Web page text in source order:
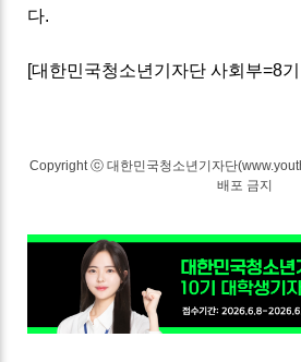
다.
[대한민국청소년기자단 사회부=8기
Copyright ⓒ 대한민국청소년기자단
배포 금지